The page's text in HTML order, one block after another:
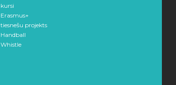
kursi
Erasmus+
tiesnešu projekts
Handball
Whistle